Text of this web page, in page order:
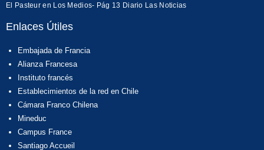
El Pasteur en Los Medios- Pág 13 Diario Las Noticias
Enlaces Útiles
Embajada de Francia
Alianza Francesa
Instituto francés
Establecimientos de la red en Chile
Cámara Franco Chilena
Mineduc
Campus France
Santiago Accueil